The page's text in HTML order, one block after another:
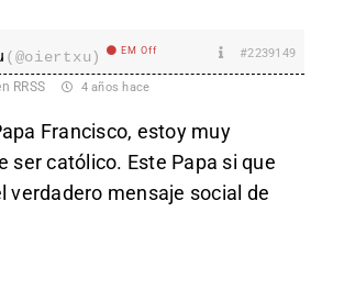
(@oiertxu) EM Off #2239149
RRSS 4 años hace
Francisco, estoy muy
ser católico. Este Papa si que
verdadero mensaje social de